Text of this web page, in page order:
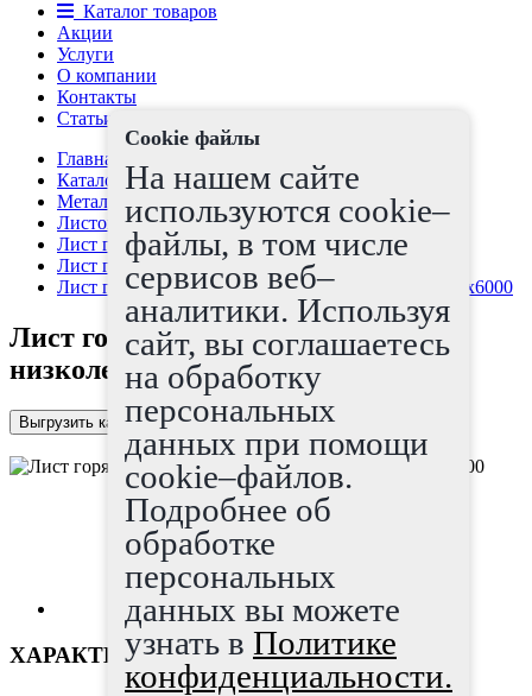
Каталог товаров
Акции
Услуги
О компании
Контакты
Статьи
Главная страница
Каталог
Металлопрокат
Листовой прокат
Лист г/к
Лист г/к низколегированный
Лист горячекатаный низколегированный 30х2000х6000
Лист горячекатаный
низколегированный 30х2000х6000
Выгрузить каталог в Excel
ХАРАКТЕРИСТИКИ
Cookie файлы
На нашем сайте
используются cookie–
файлы, в том числе
сервисов веб–
аналитики. Используя
сайт, вы соглашаетесь
на обработку
персональных
данных при помощи
cookie–файлов.
Подробнее об
обработке
персональных
данных вы можете
узнать в Политике
конфиденциальности.